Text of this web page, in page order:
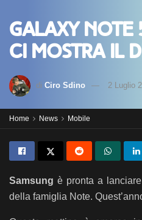
Galaxy Note
ci mostra il
di Ciro Sdino 2 Luglio
Home News Mobile
Samsung è pronta a
della famiglia Note.